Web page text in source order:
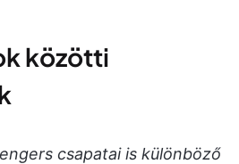
közötti
csapatai is különböző